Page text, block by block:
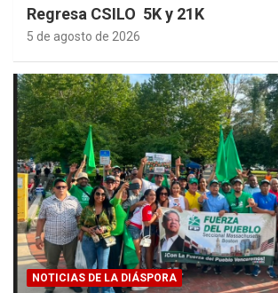
Regresa CSILO 5K y 21K
5 de agosto de 2026
NOTICIAS DE LA DIÁSPORA